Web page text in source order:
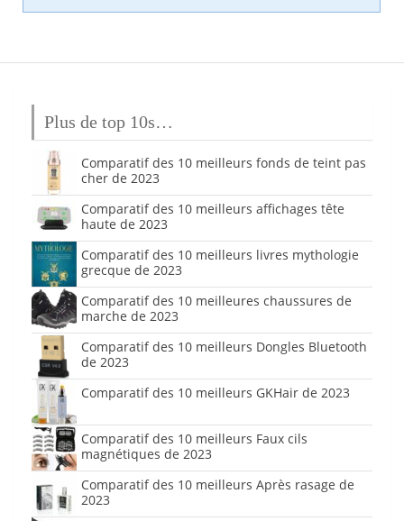
Plus de top 10s…
Comparatif des 10 meilleurs fonds de teint pas
cher de 2023
Comparatif des 10 meilleurs affichages tête
haute de 2023
Comparatif des 10 meilleurs livres mythologie
grecque de 2023
Comparatif des 10 meilleures chaussures de
marche de 2023
Comparatif des 10 meilleurs Dongles Bluetooth
de 2023
Comparatif des 10 meilleurs GKHair de 2023
Comparatif des 10 meilleurs Faux cils
magnétiques de 2023
Comparatif des 10 meilleurs Après rasage de
2023